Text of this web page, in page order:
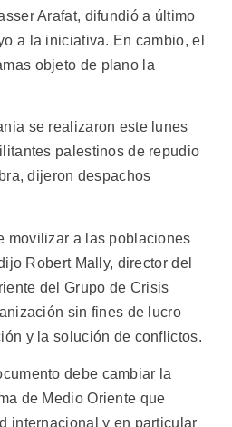
Arafat, difundió a último
a la iniciativa. En cambio, el
objeto de plano la
se realizaron este lunes
palestinos de repudio
dijeron despachos
movilizar a las poblaciones
Robert Mally, director del
del Grupo de Crisis
sin fines de lucro
y la solución de conflictos.
debe cambiar la
de Medio Oriente que
internacional y en particular